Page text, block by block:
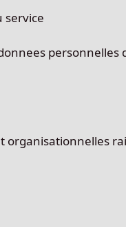
service
personnelles
organisationnelles